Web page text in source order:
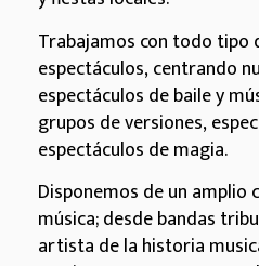
Trabajamos con todo tipo
espectáculos, centrando
espectáculos de baile y
grupos de versiones,
espectáculos de magia.
Disponemos de un
música; desde bandas
artista de la historia